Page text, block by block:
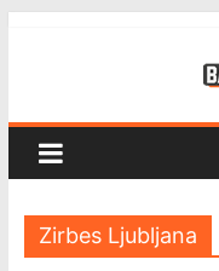
Zirbes Ljubljana